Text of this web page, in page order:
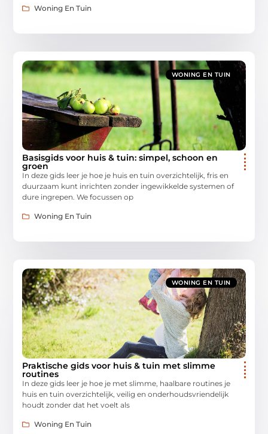
Woning En Tuin
WONING EN TUIN
Basisgids voor huis & tuin: simpel, schoon en
groen
In deze gids leer je hoe je huis en tuin overzichtelijk, fris en
duurzaam kunt inrichten zonder ingewikkelde systemen of
dure ingrepen. We focussen op
Woning En Tuin
WONING EN TUIN
Praktische gids voor huis & tuin met slimme
routines
In deze gids leer je hoe je met slimme, haalbare routines je
huis en tuin overzichtelijk, veilig en onderhoudsvriendelijk
houdt zonder dat het voelt als
Woning En Tuin